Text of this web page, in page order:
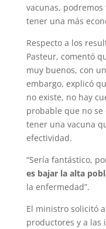
vacunas,
tener una más
Respecto a los
Pasteur, comentó
muy buenos, con
embargo, explicó
no existe, no hay
probable que no
tener una vacuna
efectividad.
“Sería fantástico,
es bajar la alta
la enfermedad”.
El ministro solicitó
productores y a las